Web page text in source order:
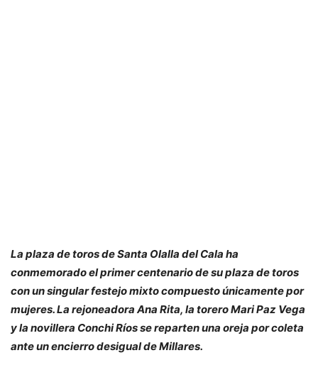
La plaza de toros de Santa Olalla del Cala ha
conmemorado el primer centenario de su plaza de toros
con un singular festejo mixto compuesto únicamente por
mujeres. La rejoneadora Ana Rita, la torero Mari Paz Vega
y la novillera Conchi Ríos se reparten una oreja por coleta
ante un encierro desigual de Millares.